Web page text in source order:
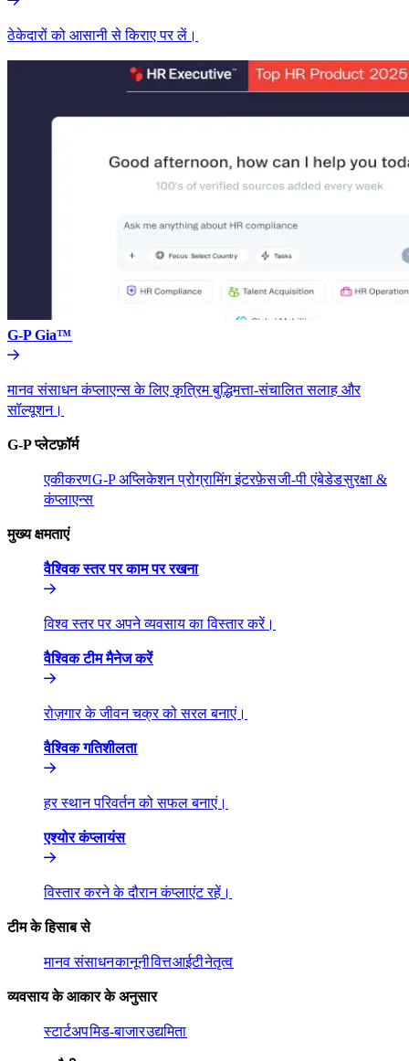
ठेकेदारों को आसानी से किराए पर लें।​​
G-P Gia™​​
मानव संसाधन कंप्लाएन्स के लिए कृत्रिम बुद्धिमत्ता-संचालित सलाह और
सॉल्यूशन।​​
G-P प्लेटफ़ॉर्म​​
एकीकरण​​G-P अप्लिकेशन प्रोग्रामिंग इंटरफ़ेस​​जी-पी एंबेडेड​​सुरक्षा &
कंप्लाएन्स​​
मुख्य क्षमताएं​​
वैश्विक स्तर पर काम पर रखना​​
विश्व स्तर पर अपने व्यवसाय का विस्तार करें।​​
वैश्विक टीम मैनेज करें​​
रोज़गार के जीवन चक्र को सरल बनाएं।​​
वैश्विक गतिशीलता​​
हर स्थान परिवर्तन को सफल बनाएं।​​
एश्योर कंप्लायंस​​
विस्तार करने के दौरान कंप्लाएंट रहें।​​
टीम के हिसाब से​​
मानव संसाधन​​कानूनी​​वित्त​​आईटी​​नेतृत्व​​
व्यवसाय के आकार के अनुसार​​
स्टार्टअप​​मिड-बाजार​​उद्यमिता​​